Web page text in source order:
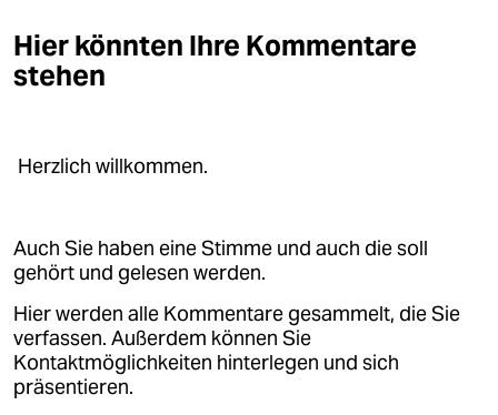
Hier könnten Ihre Kommentare
stehen
Herzlich willkommen.
Auch Sie haben eine Stimme und auch die soll
gehört und gelesen werden.
Hier werden alle Kommentare gesammelt, die Sie
verfassen. Außerdem können Sie
Kontaktmöglichkeiten hinterlegen und sich
präsentieren.